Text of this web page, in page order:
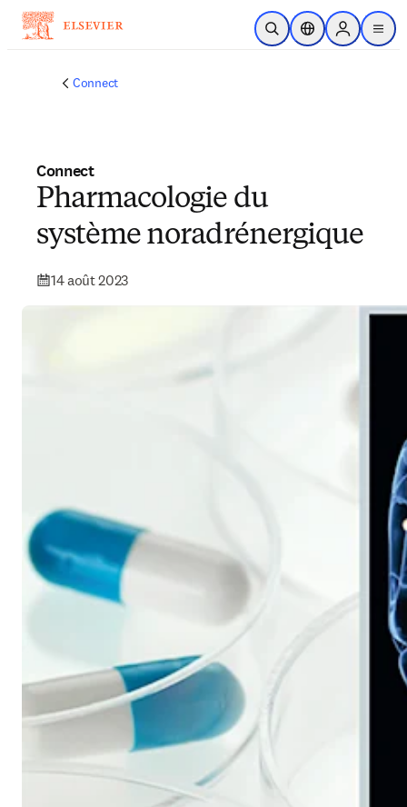
Passer au contenu principal
Ouvrir la recherche
Sélecteur de
Sign in to
menu
Connect
Connect
Pharmacologie du
système noradrénergique
14 août 2023